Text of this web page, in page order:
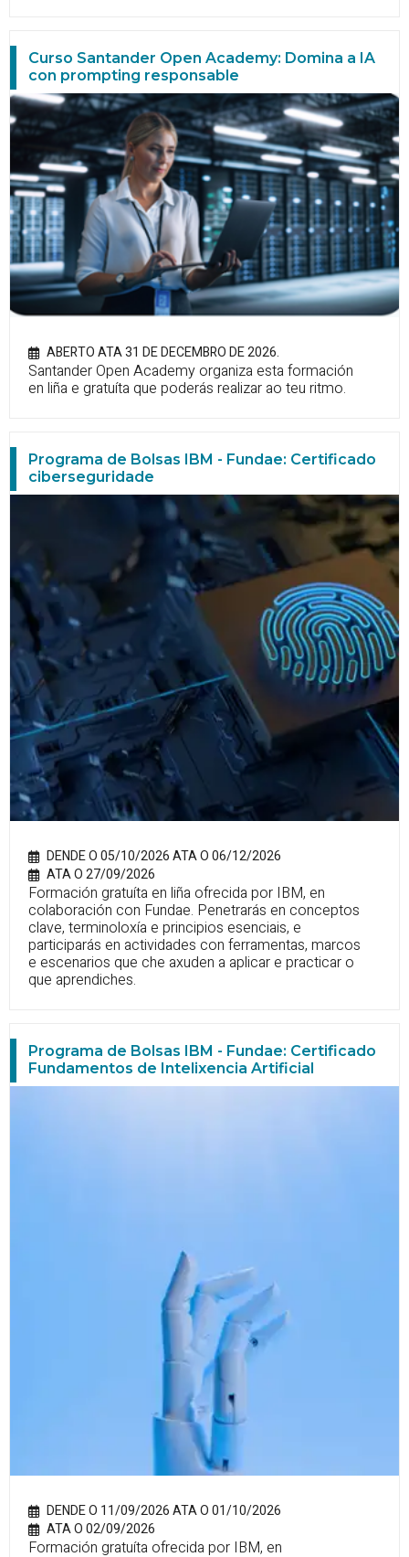
Curso Santander Open Academy: Domina a IA
con prompting responsable
ABERTO ATA 31 DE DECEMBRO DE 2026.
Santander Open Academy organiza esta formación
en liña e gratuíta que poderás realizar ao teu ritmo.
Programa de Bolsas IBM - Fundae: Certificado
ciberseguridade
DENDE O 05/10/2026 ATA O 06/12/2026
ATA O 27/09/2026
Formación gratuíta en liña ofrecida por IBM, en
colaboración con Fundae. Penetrarás en conceptos
clave, terminoloxía e principios esenciais, e
participarás en actividades con ferramentas, marcos
e escenarios que che axuden a aplicar e practicar o
que aprendiches.
Programa de Bolsas IBM - Fundae: Certificado
Fundamentos de Intelixencia Artificial
DENDE O 11/09/2026 ATA O 01/10/2026
ATA O 02/09/2026
Formación gratuíta ofrecida por IBM, en